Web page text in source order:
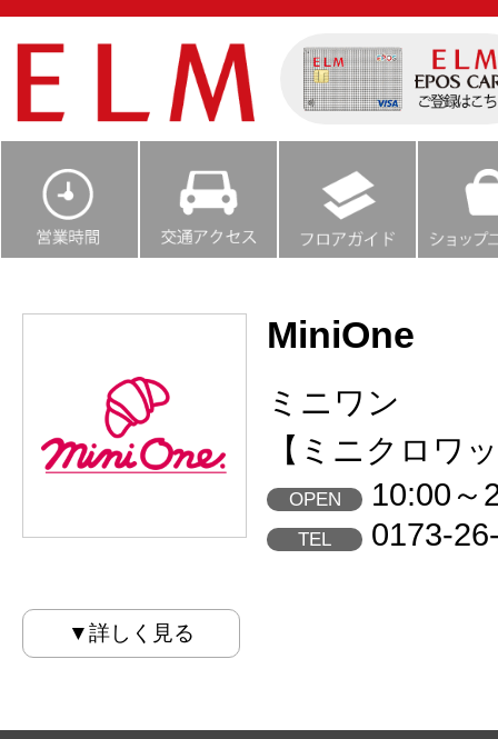
MiniOne
ミニワン
【ミニクロワ
OPEN 10:00～
TEL 0173-
▼詳しく見る